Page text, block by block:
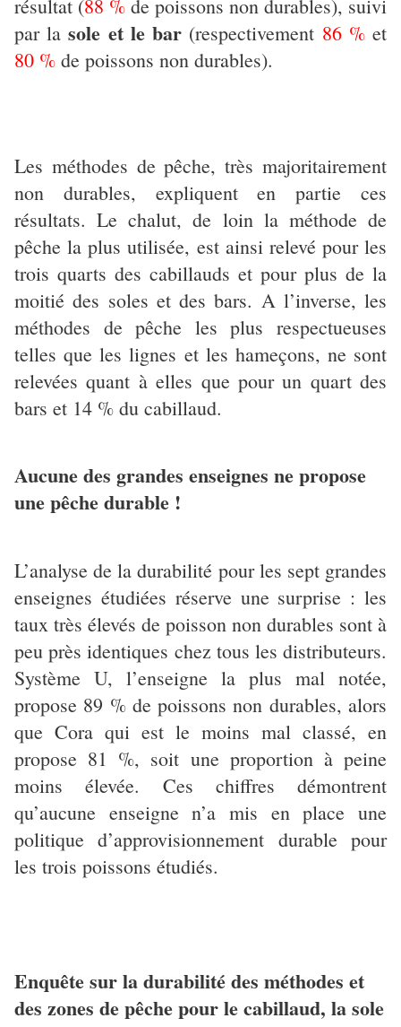
résultat (88 % de poissons non durables), suivi
par lasole et le bar (respectivement 86 %et
80 % de poissons non durables).
Les méthodes de pêche, très majoritairement
non durables, expliquent en partie ces
résultats. Le chalut, de loin la méthode de
pêche la plus utilisée, est ainsi relevé pour les
trois quarts des cabillauds et pour plus de la
moitié des soles et des bars. A l’inverse, les
méthodes de pêche les plus respectueuses
telles que les lignes et les hameçons, ne sont
relevées quant à elles que pour un quart des
bars et 14 % du cabillaud.
Aucune des grandes enseignes ne propose
une pêche durable !
L’analyse de la durabilité pour les sept grandes
enseignes étudiées réserve une surprise : les
taux très élevés de poisson non durables sont à
peu près identiques chez tous les distributeurs.
Système U, l’enseigne la plus mal notée,
propose 89 % de poissons non durables, alors
que Cora qui est le moins mal classé, en
propose 81 %, soit une proportion à peine
moins élevée. Ces chiffres démontrent
qu’aucune enseigne n’a mis en place une
politique d’approvisionnement durable pour
les trois poissons étudiés.
Enquête sur la durabilité des méthodes et
des zones de pêche pour le cabillaud, la sole